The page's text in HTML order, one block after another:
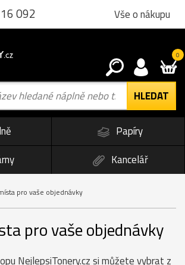
092 Vše o nákupu
0
Papíry
Kancelář
pro vaše objednávky
pro vaše objednávky
NejlepsiTonery.cz si můžete vybrat z